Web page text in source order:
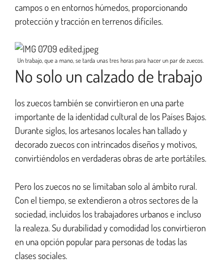
campos o en entornos húmedos, proporcionando
protección y tracción en terrenos difíciles.
Un trabajo, que a mano, se tarda unas tres horas para hacer un par de zuecos.
No solo un calzado de trabajo
los zuecos también se convirtieron en una parte
importante de la identidad cultural de los Países Bajos.
Durante siglos, los artesanos locales han tallado y
decorado zuecos con intrincados diseños y motivos,
convirtiéndolos en verdaderas obras de arte portátiles.
Pero los zuecos no se limitaban solo al ámbito rural.
Con el tiempo, se extendieron a otros sectores de la
sociedad, incluidos los trabajadores urbanos e incluso
la realeza. Su durabilidad y comodidad los convirtieron
en una opción popular para personas de todas las
clases sociales.